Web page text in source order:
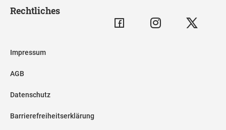
Rechtliches
Impressum
AGB
Datenschutz
Barrierefreiheitserklärung